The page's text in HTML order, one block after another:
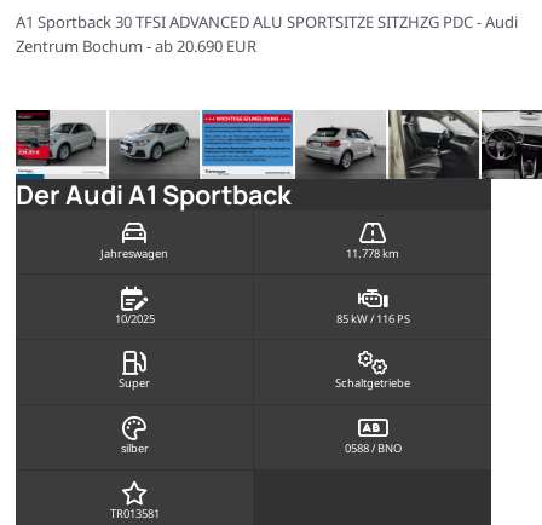
A1 Sportback 30 TFSI ADVANCED ALU SPORTSITZE SITZHZG PDC - Audi
Zentrum Bochum - ab 20.690 EUR
Der Audi A1 Sportback
Jahreswagen 11.778 km
10/2025 85 kW / 116 PS
Super Schaltgetriebe
silber 0588 / BNO
TR013581